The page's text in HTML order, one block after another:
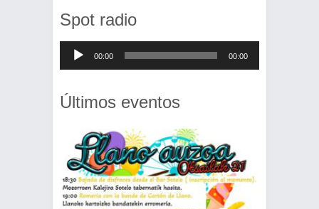
Spot radio
Reproductor
00:00 00:00
Últimos eventos